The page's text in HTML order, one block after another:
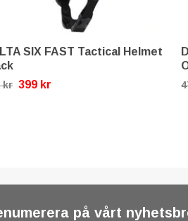
SIX FAST Tactical Helmet
kr 399 kr
på vårt